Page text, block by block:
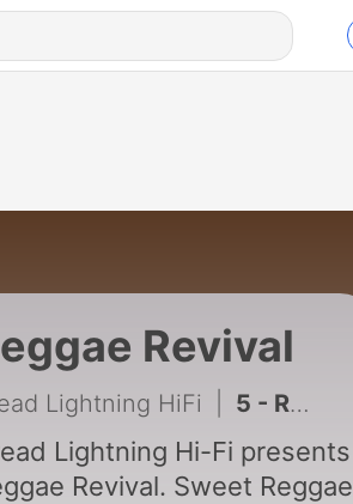
Revival
Lightning HiFi 5 - Reggae Revival 6-24-23
Lightning Hi-Fi presents
Revival. Sweet Reggae